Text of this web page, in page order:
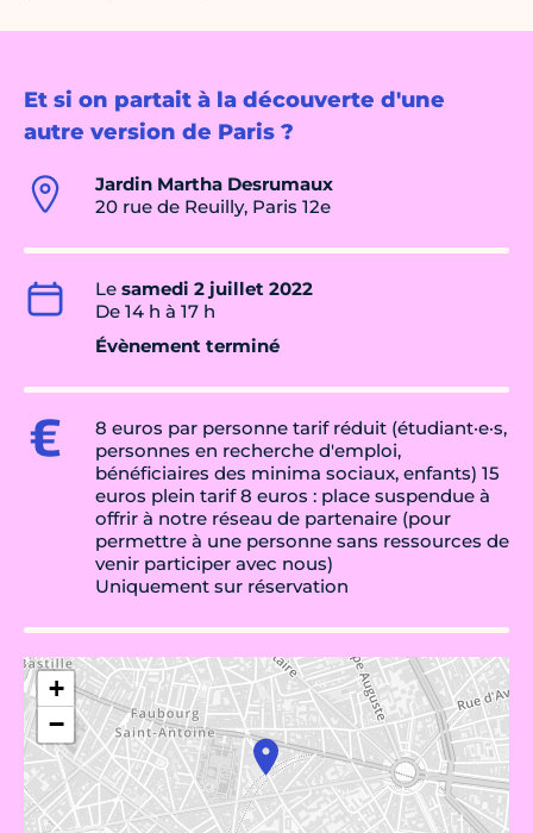
Et si on partait à la découverte d'une
autre version de Paris ?
Jardin Martha Desrumaux
20 rue de Reuilly, Paris 12e
Le samedi 2 juillet 2022
De 14 h à 17 h
Évènement terminé
8 euros par personne tarif réduit (étudiant·e·s,
personnes en recherche d'emploi,
bénéficiaires des minima sociaux, enfants) 15
euros plein tarif 8 euros : place suspendue à
offrir à notre réseau de partenaire (pour
permettre à une personne sans ressources de
venir participer avec nous)
Uniquement sur réservation
+
−